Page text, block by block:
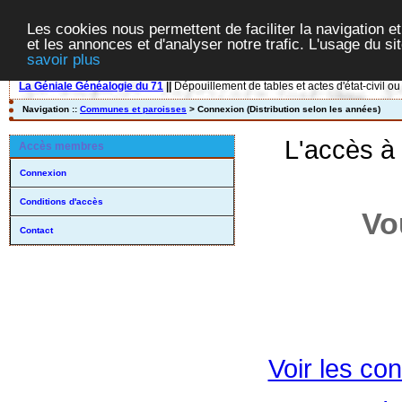
Les cookies nous permettent de faciliter la navigation
et les annonces et d'analyser notre trafic. L'usage du
savoir plus
La Géniale Généalogie du 71 Dépouillement de tables et actes d'état-civil
Navigation :: Communes et paroisses > Connexion (Distribution selon les années)
Accès membres
Connexion
Conditions d'accès
Contact
L'accès
Voir les